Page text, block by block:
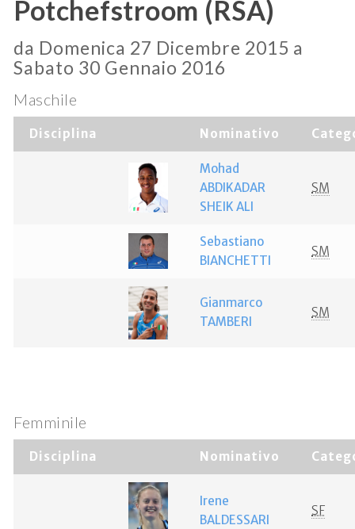
Potchefstroom (RSA)
da Domenica 27 Dicembre 2015 a
Sabato 30 Gennaio 2016
Maschile
Disciplina Nominativo
Mohad
ABDIKADAR
SHEIK ALI
SM
Sebastiano
BIANCHETTI
SM
Gianmarco
TAMBERI
SM
Femminile
Disciplina Nominativo
Irene
BALDESSARI
SF